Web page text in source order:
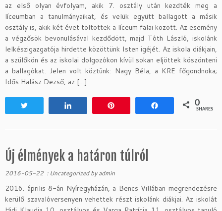
az első olyan évfolyam, akik 7. osztály után kezdték meg a
líceumban a tanulmányaikat, és velük együtt ballagott a másik
osztály is, akik két évet töltöttek a líceum falai között. Az esemény
a végzősök bevonulásával kezdődött, majd Tóth László, iskolánk
lelkészigazgatója hirdette közöttünk Isten igéjét. Az iskola diákjain,
a szülőkön és az iskolai dolgozókon kívül sokan eljöttek köszönteni
a ballagókat. Jelen volt köztünk: Nagy Béla, a KRE főgondnoka;
Idős Halász Dezső, az […]
0
SHARES
Új élmények a határon túlról
2016-05-22 : Uncategorizedbyadmin
2016. április 8-án Nyíregyházán, a Bencs Villában megrendezésre
kerülő szavalóversenyen vehettek részt iskolánk diákjai. Az iskolát